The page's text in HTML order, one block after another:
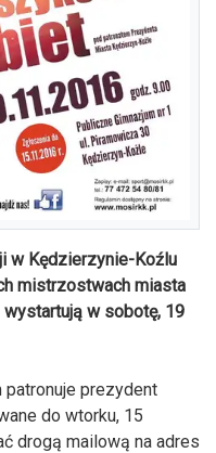
w Kędzierzynie-Koźlu
mistrzostwach miasta
w sobotę, 19
prezydent
do wtorku, 15
drogą mailową na adres